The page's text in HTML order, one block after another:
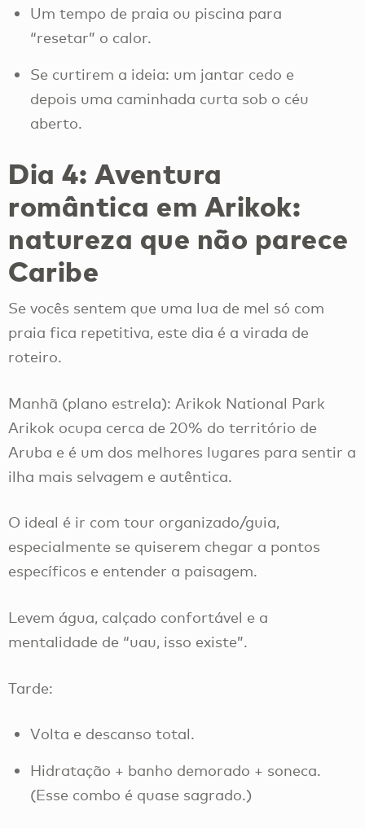
Um tempo de praia ou piscina para
“resetar” o calor.
Se curtirem a ideia: um jantar cedo e
depois uma caminhada curta sob o céu
aberto.
Dia 4: Aventura
romântica em Arikok:
natureza que não parece
Caribe
Se vocês sentem que uma lua de mel só com
praia fica repetitiva, este dia é a virada de
roteiro.
Manhã (plano estrela): Arikok National Park
Arikok ocupa cerca de 20% do território de
Aruba e é um dos melhores lugares para sentir a
ilha mais selvagem e autêntica.
O ideal é ir com tour organizado/guia,
especialmente se quiserem chegar a pontos
específicos e entender a paisagem.
Levem água, calçado confortável e a
mentalidade de “uau, isso existe”.
Tarde:
Volta e descanso total.
Hidratação + banho demorado + soneca.
(Esse combo é quase sagrado.)